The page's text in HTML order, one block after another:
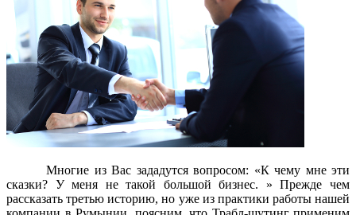
Многие из Вас зададутся вопросом: «К чему мне эти
сказки? У меня не такой большой бизнес. » Прежде чем
рассказать третью историю, но уже из практики работы нашей